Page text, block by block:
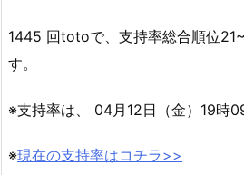
1445 回totoで、支持率総合順位
す。
※支持率は、 04月12日（金）19時
※現在の支持率はコチラ>>